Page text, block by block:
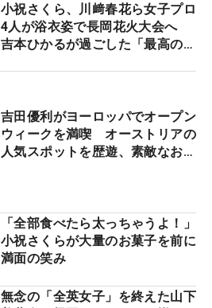
小祝さくら、川﨑春花ら女子プロ
4人が浴衣姿で長岡花火大会へ
吉本ひかるが過ごした「最高の夏
吉田優利がヨーロッパでオープン
ウィークを満喫 オーストリアの
人気スポットを歴遊、素敵なお土
「全部食べたら太っちゃうよ！」
小祝さくらが大量のお菓子を前に
満面の笑み
無念の「全英女子」を終えた山下